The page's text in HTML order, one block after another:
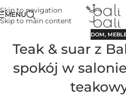
Skip to navigation
Skip to main content
MENU
DOM,
Teak & suar z
spokój w